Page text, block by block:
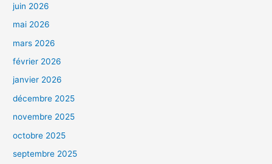
juin 2026
mai 2026
mars 2026
février 2026
janvier 2026
décembre 2025
novembre 2025
octobre 2025
septembre 2025